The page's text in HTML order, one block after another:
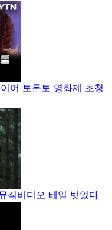
어 토론토 영화제 초청
직비디오 베일 벗었다